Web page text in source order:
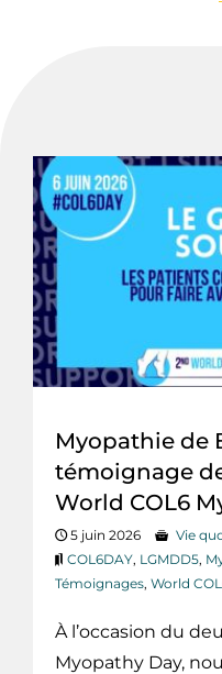
Myopathie de
témoignage
World COL6
5 juin 2026
Vie
COL6DAY, LGMDD5,
Témoignages, World
À l’occasion du
Myopathy Day,